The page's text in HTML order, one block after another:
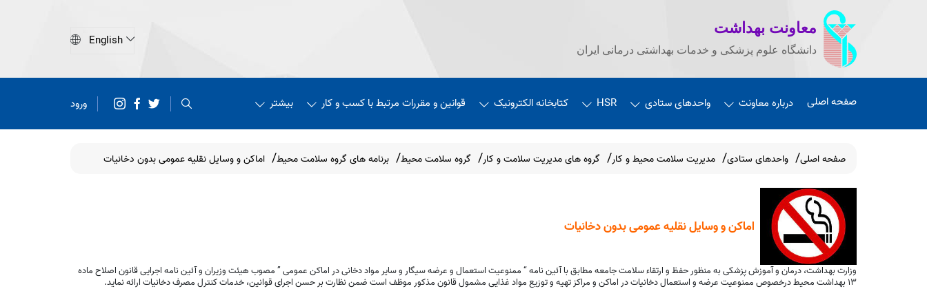
معاونت بهداشت
دانشگاه علوم پزشکی و خدمات بهداشتی درمانی ایران
صفحه اصلی درباره معاونت واحدهای ستادی HSR کتابخانه الکترونیک قوانین و مقررات مرتبط با کسب و کار بیشتر ورود
صفحه اصلی واحدهای ستادی مدیریت سلامت محیط و کار گروه های مدیریت سلامت و کار گروه سلامت محیط برنامه های گروه سلامت محیط اماکن و وسایل نقلیه عمومی بدون دخانیات
اماکن و وسایل نقلیه عمومی بدون دخانیات
وزارت بهداشت، درمان و آموزش پزشکی به منظور حفظ و ارتقاء سلامت جامعه مطابق با آئین نامه “ ممنوعیت استعمال و عرضه سیگار و سایر مواد دخانی در اماکن عمومی ” مصوب هیئت وزیران و آئین نامه اجرایی قانون اصلاح ماده
13 بهداشت محیط درخصوص ممنوعیت عرضه و استعمال دخانیات در اماکن و مراکز تهیه و توزیع مواد غذایی مشمول قانون مذکور موظف است ضمن نظارت بر حسن اجرای قوانین، خدمات کنترل مصرف دخانیات ارائه نماید
.